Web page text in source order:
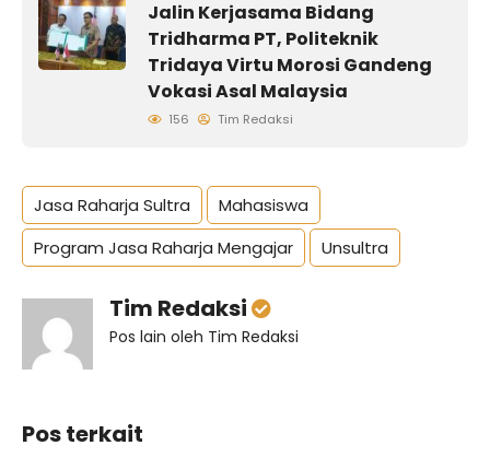
Jalin Kerjasama Bidang
Tridharma PT, Politeknik
Tridaya Virtu Morosi Gandeng
Vokasi Asal Malaysia
156 Tim Redaksi
Jasa Raharja Sultra
Mahasiswa
Program Jasa Raharja Mengajar
Unsultra
Tim Redaksi
Pos lain oleh Tim Redaksi
Pos terkait